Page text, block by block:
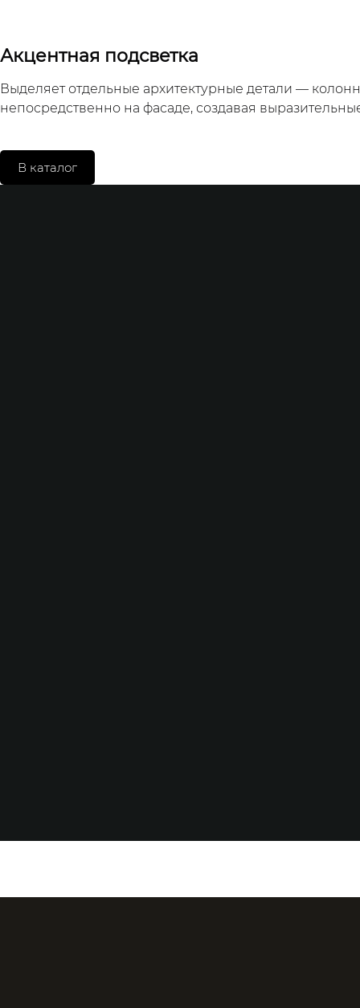
Акцентная подсветка
Выделяет отдельные архитектурные детали —
непосредственно на фасаде, создавая
В каталог